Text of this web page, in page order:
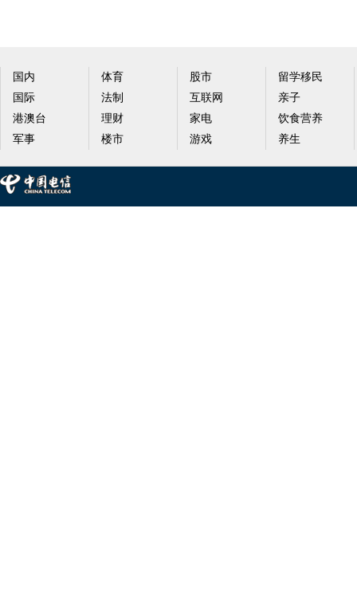
国内
国际
港澳台
军事
体育
法制
理财
楼市
股市
互联网
家电
游戏
留学移民
亲子
饮食营养
养生